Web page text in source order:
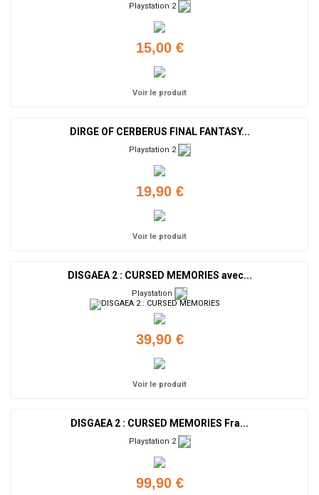
Playstation 2
15,00 €
Voir le produit
DIRGE OF CERBERUS FINAL FANTASY...
Playstation 2
19,90 €
Voir le produit
DISGAEA 2 : CURSED MEMORIES avec...
Playstation
39,90 €
Voir le produit
DISGAEA 2 : CURSED MEMORIES Fra...
Playstation 2
99,90 €